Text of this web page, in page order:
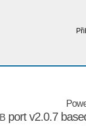
port v2.0.7